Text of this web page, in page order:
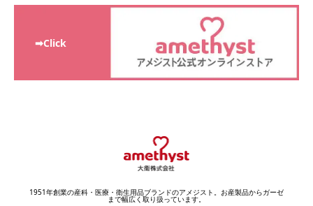
➡Click
1951年創業の産科・医療・衛生用品ブランドのアメジスト。お産製品からガーゼ
まで幅広く取り扱っています。